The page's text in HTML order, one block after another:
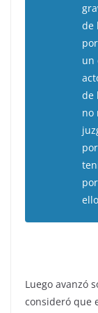
de
un
de
no
Luego avanzó
consideró que